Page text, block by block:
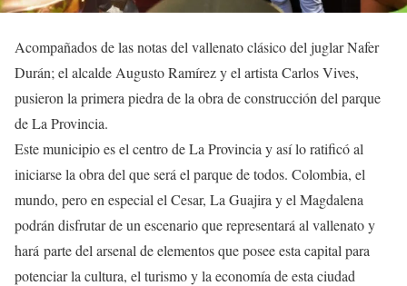
Acompañados de las notas del vallenato clásico del juglar Nafer
Durán; el alcalde Augusto Ramírez y el artista Carlos Vives,
pusieron la primera piedra de la obra de construcción del parque
de La Provincia.
Este municipio es el centro de La Provincia y así lo ratificó al
iniciarse la obra del que será el parque de todos. Colombia, el
mundo, pero en especial el Cesar, La Guajira y el Magdalena
podrán disfrutar de un escenario que representará al vallenato y
hará parte del arsenal de elementos que posee esta capital para
potenciar la cultura, el turismo y la economía de esta ciudad